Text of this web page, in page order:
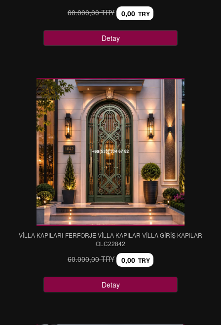
60.000,00 TRY 0,00 TRY
Detay
VİLLA KAPILARI-FERFORJE VİLLA KAPILAR-VİLLA GİRİŞ KAPILAR
OLC22842
60.000,00 TRY 0,00 TRY
Detay